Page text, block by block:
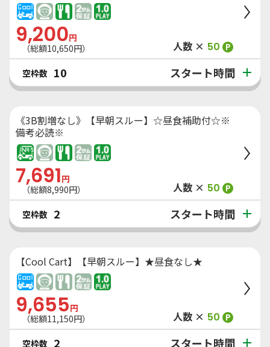
9,200円
（総額10,650円） 人数 × 50 P
空枠数 10 スタート時間
《3B割増なし》【早朝スルー】☆昼食補助付☆※
備考必読※
7,691円
（総額8,990円） 人数 × 50 P
空枠数 2 スタート時間
【Cool Cart】【早朝スルー】★昼食なし★
9,655円
（総額11,150円） 人数 × 50 P
空枠数 2 スタート時間